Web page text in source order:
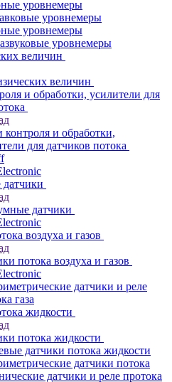
уровнемеры
уровнемеры
уровнемеры
уровнемеры
величин
величин
и обработки, усилители для
контроля и обработки,
для датчиков потока
датчики
воздуха и газов
потока воздуха и газов
датчики и реле
газа
жидкости
потока жидкости
датчики потока жидкости
датчики потока
датчики и реле протока